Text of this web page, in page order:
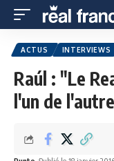
ACTUS INTERVIEWS
Raúl : "Le
l'un de